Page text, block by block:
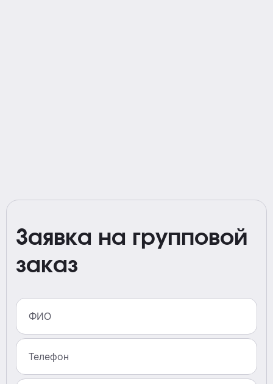
Заявка на групповой
заказ